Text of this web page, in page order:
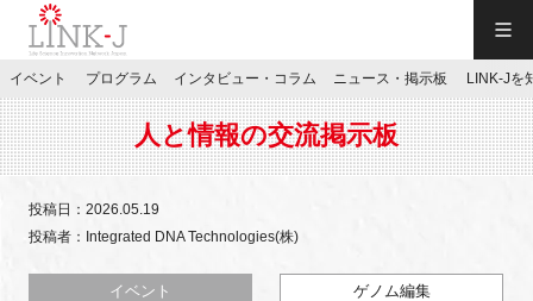
JP／EN
特別会員専用メニュー
イベント プログラム インタビュー・コラム ニュース・掲示板 LINK-Jを
人と情報の交流掲示板
投稿日：2026.05.19
投稿者：Integrated DNA Technologies(株)
イベント ゲノム編集